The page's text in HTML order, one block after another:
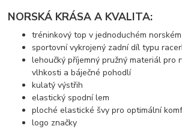
NORSKÁ KRÁSA A KVALITA:
tréninkový top v jednoduchém
sportovní vykrojený zadní díl typu
lehoučký příjemný pružný materiál pro
vlhkosti a báječné pohodlí
kulatý výstřih
elastický spodní lem
ploché elastické švy pro optimální
logo značky